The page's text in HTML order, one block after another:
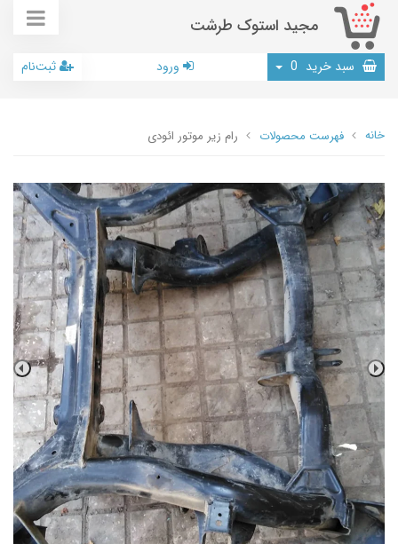
مجید استوک طرشت
سبد خرید 0 ورود ثبت‌نام
خانه فهرست محصولات رام زیر موتور ائودی